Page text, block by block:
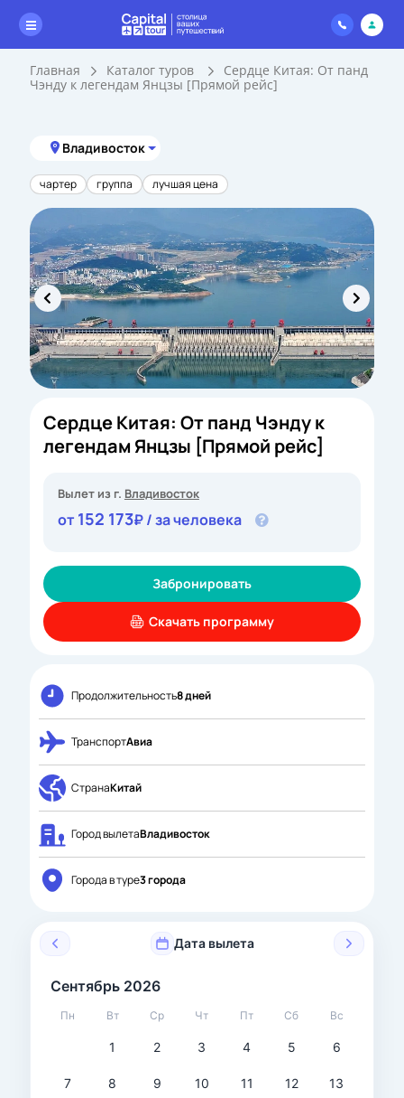
Главная Каталог туров
Сердце Китая: От панд
Чэнду к легендам Янцзы [Прямой рейс]
Владивосток
чартер группа лучшая цена
Сердце Китая: От панд Чэнду к
легендам Янцзы [Прямой рейс]
Вылет из г. Владивосток
от 152 173₽ / за человека
Забронировать
Скачать программу
Продолжительность8 дней
ТранспортАвиа
СтранаКитай
Город вылетаВладивосток
Города в туре3 города
Дата вылета
Сентябрь 2026
Пн Вт Ср Чт Пт Сб Вс
1 2 3 4 5 6
7 8 9 10 11 12 13